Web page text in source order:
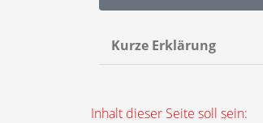
Kurze Erklärung
Inhalt dieser Seite soll sein: